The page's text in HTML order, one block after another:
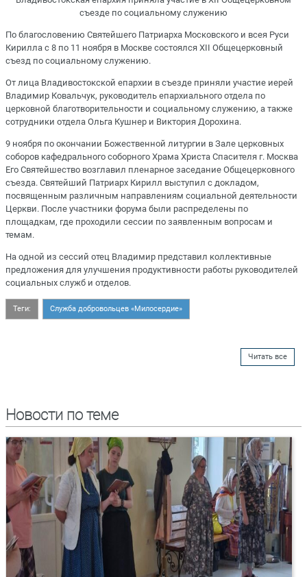
съезде по социальному служению
По благословению Святейшего Патриарха Московского и всея Руси
Кирилла с 8 по 11 ноября в Москве состоялся XII Общецерковный
съезд по социальному служению.
От лица Владивостокской епархии в съезде приняли участие иерей
Владимир Ковальчук, руководитель епархиального отдела по
церковной благотворительности и социальному служению, а также
сотрудники отдела Ольга Кушнер и Виктория Дорохина.
9 ноября по окончании Божественной литургии в Зале церковных
соборов кафедрального соборного Храма Христа Спасителя г. Москва
Его Святейшество возглавил пленарное заседание Общецерковного
съезда. Святейший Патриарх Кирилл выступил с докладом,
посвященным различным направлениям социальной деятельности
Церкви. После участники форума были распределены по
площадкам, где проходили сессии по заявленным вопросам и
темам.
На одной из сессий отец Владимир представил коллективные
предложения для улучшения продуктивности работы руководителей
социальных служб и отделов.
Теги: Служба добровольцев «Милосердие»
Читать все
Новости по теме